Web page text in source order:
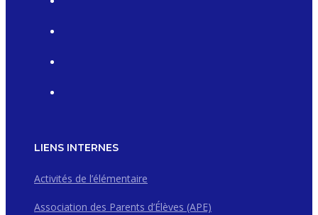
LIENS INTERNES
Activités de l’élémentaire
Association des Parents d’Élèves (APE)